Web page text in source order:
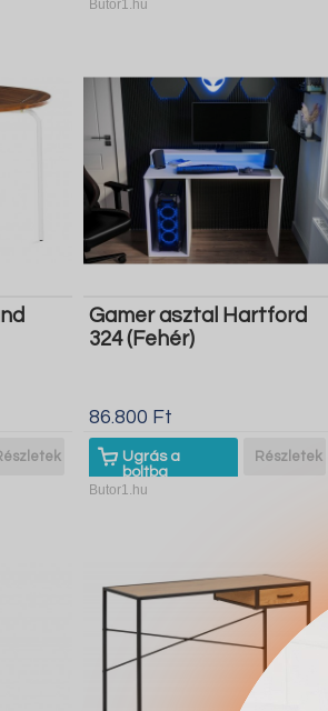
Butor1.hu
Gamer asztal Hartford
324 (Fehér)
86.800 Ft
Ugrás a
boltba
Részletek
Butor1.hu